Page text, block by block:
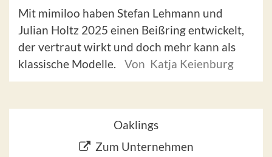
Mit mimiloo haben Stefan Lehmann und
Julian Holtz 2025 einen Beißring entwickelt,
der vertraut wirkt und doch mehr kann als
klassische Modelle.
Von Katja Keienburg
Oaklings
Zum Unternehmen